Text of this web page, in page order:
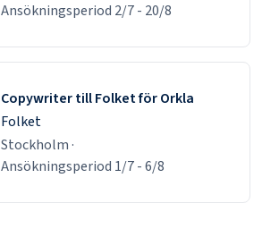
Ansökningsperiod 2/7- 20/8
Copywriter till Folket för Orkla
Folket
Stockholm ·
Ansökningsperiod 1/7-6/8